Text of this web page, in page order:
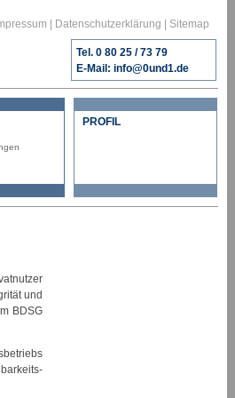
Datenschutzerklärung Sitemap
Tel. 0 80 25 / 73 79
E-Mail:info@0und1.de
PROFIL
und
BDSG